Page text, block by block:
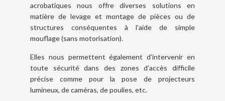
acrobatiques nous offre diverses solutions en
matière de levage et montage de pièces ou de
structures conséquentes à l’aide de simple
mouflage (sans motorisation).
Elles nous permettent également d’intervenir en
toute sécurité dans des zones d’accès difficile
précise comme pour la pose de projecteurs
lumineux, de caméras, de poulies, etc.